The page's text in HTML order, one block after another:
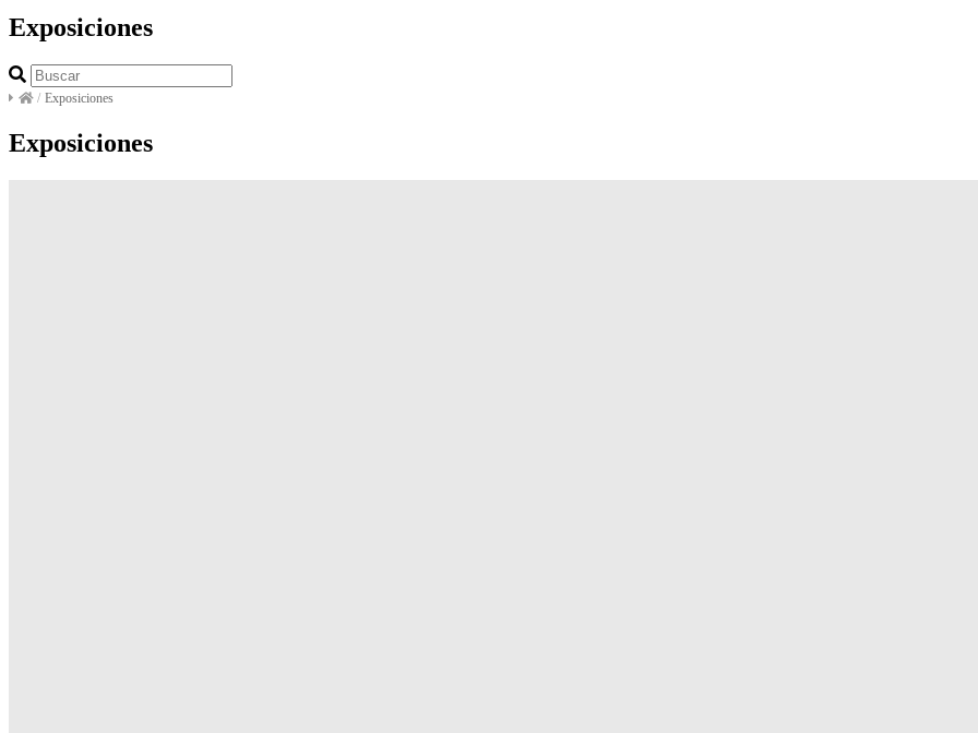
Exposiciones
/ Exposiciones
Exposiciones